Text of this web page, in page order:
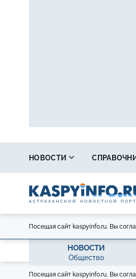
НОВОСТИ
Посещая сайт kaspyinfo.ru, Вы
НОВОСТИ
Общество
Посещая сайт kaspyinfo.ru, Вы